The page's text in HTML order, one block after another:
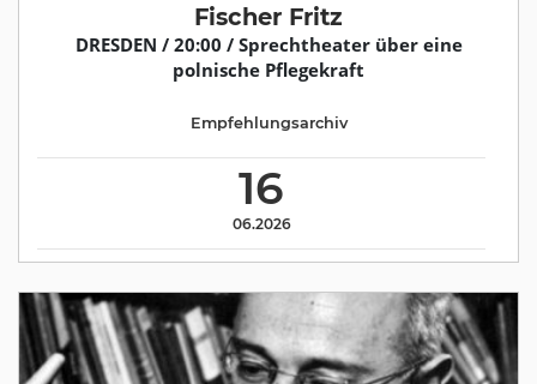
Fischer Fritz
DRESDEN / 20:00 / Sprechtheater über eine
polnische Pflegekraft
16
06.2026
Empfehlungsarchiv